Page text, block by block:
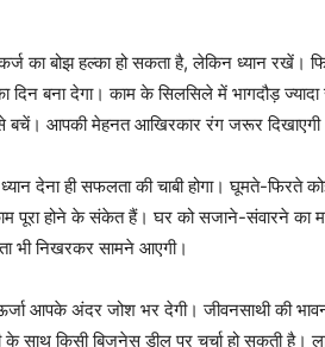
का बोझ हल्का हो सकता है, लेकिन ध्यान रखें।
बना देगा। काम के सिलसिले में भागदौड़
बचें। आपकी मेहनत आखिरकार रंग जरूर
देना ही सफलता की चाबी होगा। घूमते-फिरते
पूरा होने के संकेत हैं। घर को सजाने-संवारने
भी निखरकर सामने आएगी।
आपके अंदर जोश भर देगी। जीवनसाथी की
के साथ किसी बिजनेस डील पर चर्चा हो सकती